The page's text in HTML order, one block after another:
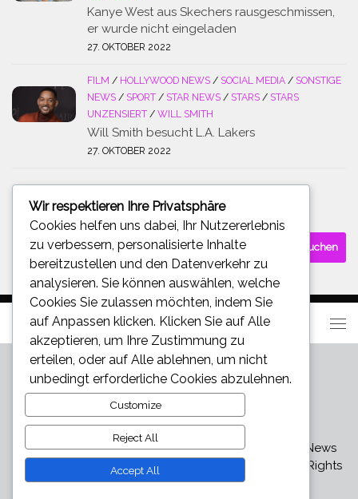
Kanye West aus Skechers rausgeschmissen,
er wurde nicht eingeladen
27. OKTOBER 2022
FILM / HOLLYWOOD NEWS / SOCIAL MEDIA / SONSTIGE
NEWS / SPORT / STAR NEWS / STARS / STARS
UNZENSIERT / WILL SMITH
Will Smith besucht L.A. Lakers
27. OKTOBER 2022
SUCHE
Suchen
nach:
Star und Promi News - Aktuelle Bilder, Videos und News
über den neuesten Klatsch und Tratsch © 2026. All Rights
Reserved.
Wir respektieren Ihre Privatsphäre
Cookies helfen uns dabei, Ihr Nutzererlebnis
zu verbessern, personalisierte Inhalte
bereitzustellen und den Datenverkehr zu
analysieren. Sie können auswählen, welche
Cookies Sie zulassen möchten, indem Sie
auf Anpassen klicken. Klicken Sie auf Alle
akzeptieren , um Ihre Zustimmung zu
erteilen, oder auf Alle ablehnen , um nicht
unbedingt erforderliche Cookies abzulehnen.
Customize
Reject All
Accept All